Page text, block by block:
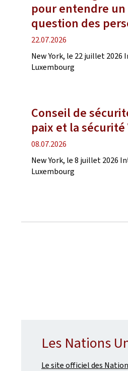
pour entendre
question des
date
de
publication
22.07.2026
New York, le 22 juillet 2026
Luxembourg
Conseil de
paix et la
date
de
publication
08.07.2026
New York, le 8 juillet 2026
Luxembourg
Les Nations
Le site officiel des